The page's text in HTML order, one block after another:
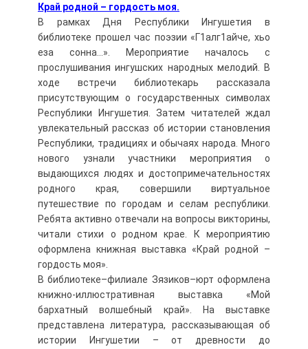
Край родной – гордость моя.
В рамках Дня Республики Ингушетия в
библиотеке прошел час поэзии «Г1алг1айче, хьо
еза сонна…». Мероприятие началось с
прослушивания ингушских народных мелодий. В
ходе встречи библиотекарь рассказала
присутствующим о государственных символах
Республики Ингушетия. Затем читателей ждал
увлекательный рассказ об истории становления
Республики, традициях и обычаях народа. Много
нового узнали участники мероприятия о
выдающихся людях и достопримечательностях
родного края, совершили виртуальное
путешествие по городам и селам республики.
Ребята активно отвечали на вопросы викторины,
читали стихи о родном крае. К мероприятию
оформлена книжная выставка «Край родной –
гордость моя».
В библиотеке–филиале Зязиков–юрт оформлена
книжно-иллюстративная выставка «Мой
бархатный волшебный край». На выставке
представлена литература, рассказывающая об
истории Ингушетии – от древности до